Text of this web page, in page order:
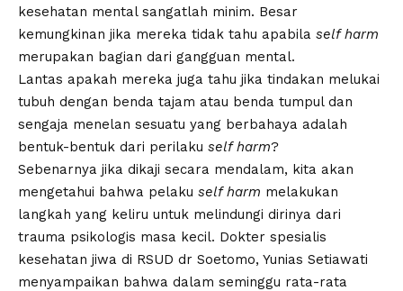
kesehatan mental sangatlah minim. Besar
kemungkinan jika mereka tidak tahu apabila self harm
merupakan bagian dari gangguan mental.
Lantas apakah mereka juga tahu jika tindakan melukai
tubuh dengan benda tajam atau benda tumpul dan
sengaja menelan sesuatu yang berbahaya adalah
bentuk-bentuk dari perilaku self harm?
Sebenarnya jika dikaji secara mendalam, kita akan
mengetahui bahwa pelaku self harm melakukan
langkah yang keliru untuk melindungi dirinya dari
trauma psikologis masa kecil. Dokter spesialis
kesehatan jiwa di RSUD dr Soetomo, Yunias Setiawati
menyampaikan bahwa dalam seminggu rata-rata